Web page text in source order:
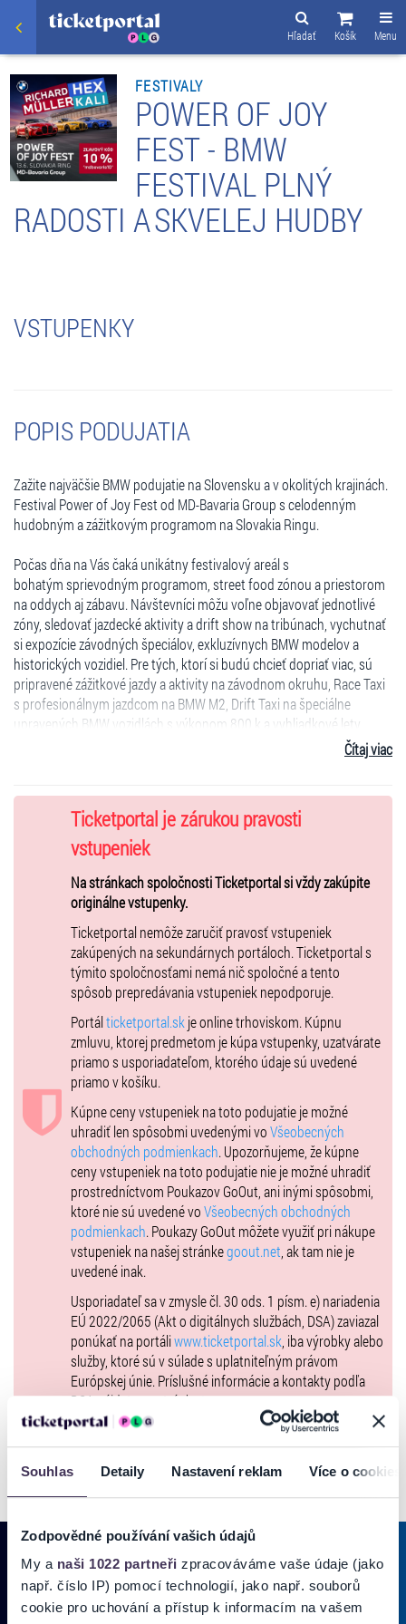
Souhlas Detaily Nastavení reklam Více o cookies
Zodpovědné používání vašich údajů
My a naši 1022 partneři zpracováváme vaše údaje (jako
např. číslo IP) pomocí technologií, jako např. souborů
cookie pro uchování a přístup k informacím na vašem
Menu
Košík
Hľadať
FESTIVALY
POWER OF JOY
FEST - BMW
FESTIVAL PLNÝ
RADOSTI A SKVELEJ HUDBY
VSTUPENKY
POPIS PODUJATIA
Zažite najväčšie BMW podujatie na Slovensku a v okolitých krajinách.
Festival Power of Joy Fest od MD-Bavaria Group s celodenným
hudobným a zážitkovým programom na Slovakia Ringu.
Počas dňa na Vás čaká unikátny festivalový areál s
bohatýmsprievodným programom, street food zónou a priestorom
na oddych aj zábavu. Návštevníci môžu voľne objavovať jednotlivé
zóny, sledovať jazdecké aktivity a drift showna tribúnach, vychutnať
si expozíciezávodných špeciálov, exkluzívnych BMW modelov a
historických vozidiel. Pre tých, ktorí si budú chcieť dopriať viac, sú
pripravené zážitkové jazdy a aktivity na závodnom okruhu, Race Taxi
s profesionálnym jazdcom na BMW M2, Drift Taxi na špeciálne
upravených BMW vozidlách s výkonom 800 k a
vyhliadkové lety
a aktivity pre deti. Popri tom
skvelej hudby.
Bezplatné aktivity pre deti
Skákacie hrady, kolotoč, detské jazdné simulátory, autodráha,
kreatívne aktivity, maľovanie na vozidlo, detský kútik, výroba
popcornu a ďalšie.
Festival vyvrcholí koncertmiKaliho, Richarda Mülleraa kapely HEX
ktoré dotvoria silný hudobný zážitok.
Vstupenka zahŕňa:
Celodenný vstup do festivalového areálu (9:00 – 23:00)
Večerné koncerty Kaliho, Richarda Müllera a kapely HEX
Bohatý sprievodný program počas dňa
Expozície vozidiel BMW
Street food zónu a oddychové zóny
Hlavný hudobný program:
19:00 – Kali
20:00 – Richard Müller
21:30 – HEX
ZĽAVOVÝ KÓD "mdbavaria10"
Využite 10 % zľavu na vstupenky s kódom "mdbavaria10" (platí len na
predaj prvých 3 000 vstupeniek).
* Osoby do 20 rokov vrátane majú v sprievode vstup na festival
Vstup na podujatie im bude umožnený len v sprievode rodinného
príslušníka, ktorý sa preukáže svojou platnou vstupenkou na
podujatie. Pre osoby do 20 rokov bez sprievodu je vyhradené
zľavnené vstupné.
Pre fanúšikov značky BMW je k dispozícii možnosť doplniť si vstup o
jedinečný jazdecký zážitok na BMW vozidlách v balíkoch od 159 € do
499 €. Viac informácií:https://powerofjoy.sk
Čítaj viac
Ticketportal je zárukou pravosti
vstupeniek
Na stránkach spoločnosti Ticketportal si vždy zakúpite
originálne vstupenky.
Ticketportal nemôže zaručiť pravosť vstupeniek
zakúpených na sekundárnych portáloch. Ticketportal s
týmito spoločnosťami nemá nič spoločné a tento
spôsob prepredávania vstupeniek nepodporuje.
Portálticketportal.sk je online trhoviskom. Kúpnu
zmluvu, ktorej predmetom je kúpa vstupenky, uzatvárate
priamo s usporiadateľom, ktorého údaje sú uvedené
priamo v košíku.
Kúpne ceny vstupeniek na toto podujatie je možné
uhradiť len spôsobmi uvedenými voVšeobecných
obchodných podmienkach. Upozorňujeme, že kúpne
ceny vstupeniek na toto podujatie nie je možné uhradiť
prostredníctvom Poukazov GoOut, ani inými spôsobmi,
ktoré nie sú uvedené voVšeobecných obchodných
podmienkach. Poukazy GoOut môžete využiť pri nákupe
vstupeniek na našej stránkegoout.net , ak tam nie je
uvedené inak.
Usporiadateľ sa v zmysle čl. 30 ods. 1 písm. e) nariadenia
EÚ 2022/2065 (Akt o digitálnych službách, DSA) zaviazal
ponúkať na portáliwww.ticketportal.sk , iba výrobky alebo
služby, ktoré sú v súlade s uplatniteľným právom
Európskej únie. Príslušné informácie a kontakty podľa
DSA nájdete na stránketu.
PRIHLÁSIŤ SA KODBERU NOVINIEK